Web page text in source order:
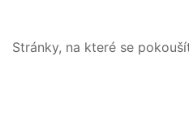
Stránky, na které se